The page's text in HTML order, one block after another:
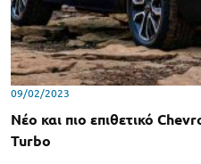
09/02/2023
Νέο και πιο επιθετικό
Turbo